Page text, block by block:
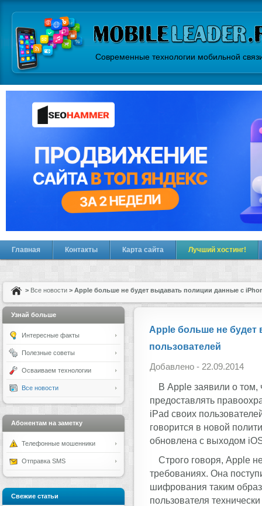
Современные технологии мобильной
Главная Контакты Карта сайта Лучший хостинг!
> Все новости > Apple больше не будет выдавать полиции данные с
Apple больше не будет
пользователей
Добавлено - 22.09.2014
В Apple заявили о том,
предоставлять
iPad своих
говорится в новой
обновлена с выходом
Строго говоря, Apple
требованиях. Она
шифрования таким
пользователя
Узнай больше
Интересные факты
Полезные советы
Осваиваем технологии
Все новости
Абонентам на заметку
Телефонные мошенники
Отправка SMS
Свежие статьи